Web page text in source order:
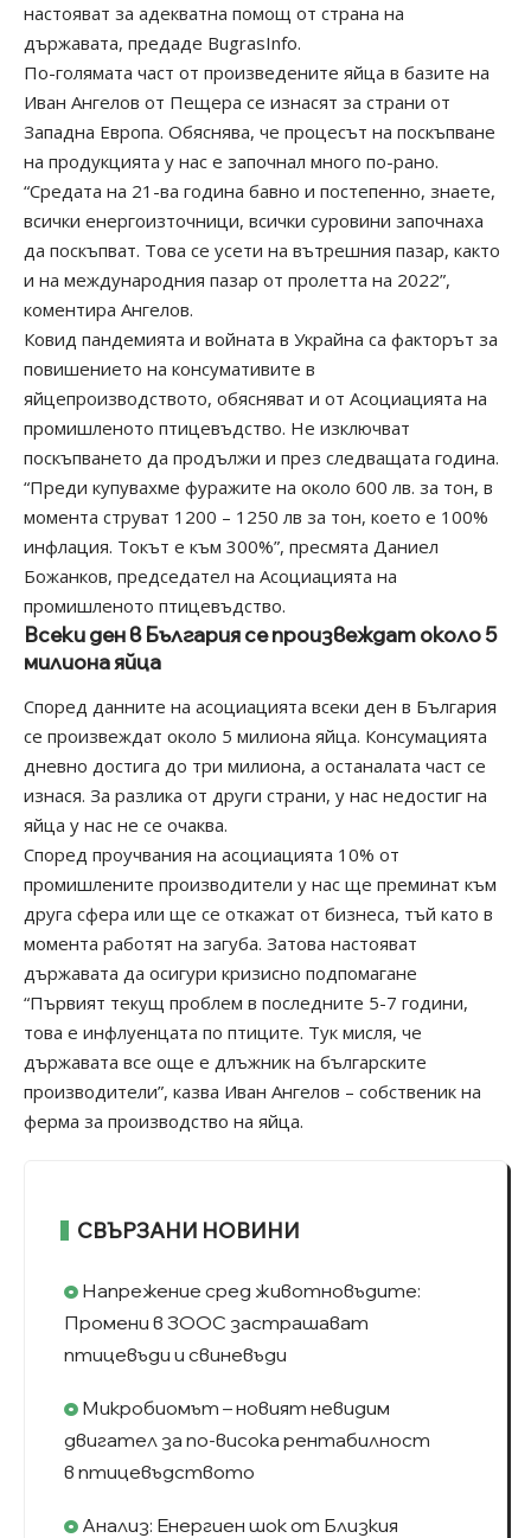
настояват за адекватна помощ от страна на
държавата, предаде BugrasInfo.
По-голямата част от произведените яйца в базите на
Иван Ангелов от Пещера се изнасят за страни от
Западна Европа. Обяснява, че процесът на поскъпване
на продукцията у нас е започнал много по-рано.
“Средата на 21-ва година бавно и постепенно, знаете,
всички енергоизточници, всички суровини започнаха
да поскъпват. Това се усети на вътрешния пазар, както
и на международния пазар от пролетта на 2022”,
коментира Ангелов.
Ковид пандемията и войната в Украйна са факторът за
повишението на консумативите в
яйцепроизводството, обясняват и от Асоциацията на
промишленото птицевъдство. Не изключват
поскъпването да продължи и през следващата година.
“Преди купувахме фуражите на около 600 лв. за тон, в
момента струват 1200 – 1250 лв за тон, което е 100%
инфлация. Токът е към 300%”, пресмята Даниел
Божанков, председател на Асоциацията на
промишленото птицевъдство.
Всеки ден в България се произвеждат около 5
милиона яйца
Според данните на асоциацията всеки ден в България
се произвеждат около 5 милиона яйца. Консумацията
дневно достига до три милиона, а останалата част се
изнася. За разлика от други страни, у нас недостиг на
яйца у нас не се очаква.
Според проучвания на асоциацията 10% от
промишлените производители у нас ще преминат към
друга сфера или ще се откажат от бизнеса, тъй като в
момента работят на загуба. Затова настояват
държавата да осигури кризисно подпомагане
“Първият текущ проблем в последните 5-7 години,
това е инфлуенцата по птиците. Тук мисля, че
държавата все още е длъжник на българските
производители”, казва Иван Ангелов – собственик на
ферма за производство на яйца.
СВЪРЗАНИ НОВИНИ
Напрежение сред животновъдите:
Промени в ЗООС застрашават
птицевъди и свиневъди
Микробиомът – новият невидим
двигател за по-висока рентабилност
в птицевъдството
Анализ: Енергиен шок от Близкия